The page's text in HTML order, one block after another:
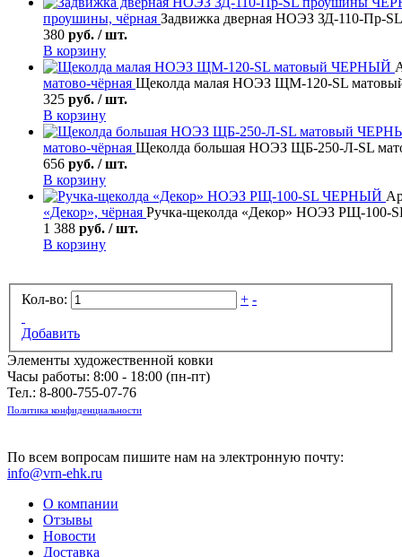
проушины, чёрная Задвижка дверная НОЭЗ ЗД-110-
380 руб. / шт.
В корзину
матово-чёрная Щеколда малая НОЭЗ ЩМ-120-SL
325 руб. / шт.
В корзину
матово-чёрная Щеколда большая НОЭЗ ЩБ-250-Л-SL
656 руб. / шт.
В корзину
«Декор», чёрная Ручка-щеколда «Декор» НОЭЗ РЩ-
1 388 руб. / шт.
В корзину
Кол-во: + -
Добавить
Элементы художественной ковки
Часы работы: 8:00 - 18:00 (пн-пт)
Тел.: 8-800-755-07-76
Политика конфиденциальности
По всем вопросам пишите нам на электронную почту:
info@vrn-ehk.ru
О компании
Отзывы
Новости
Доставка